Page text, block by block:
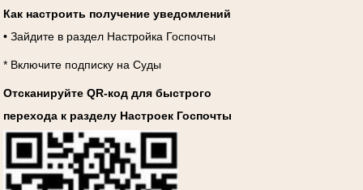
Как настроить получение уведомлений
• Зайдите в раздел Настройка Госпочты
* Включите подписку на Суды
Отсканируйте QR-код для быстрого
перехода к разделу Настроек Госпочты